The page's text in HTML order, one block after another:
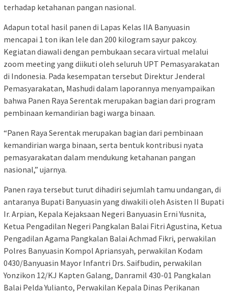
terhadap ketahanan pangan nasional.
Adapun total hasil panen di Lapas Kelas IIA Banyuasin
mencapai 1 ton ikan lele dan 200 kilogram sayur pakcoy.
Kegiatan diawali dengan pembukaan secara virtual melalui
zoom meeting yang diikuti oleh seluruh UPT Pemasyarakatan
di Indonesia. Pada kesempatan tersebut Direktur Jenderal
Pemasyarakatan, Mashudi dalam laporannya menyampaikan
bahwa Panen Raya Serentak merupakan bagian dari program
pembinaan kemandirian bagi warga binaan.
“Panen Raya Serentak merupakan bagian dari pembinaan
kemandirian warga binaan, serta bentuk kontribusi nyata
pemasyarakatan dalam mendukung ketahanan pangan
nasional,” ujarnya.
Panen raya tersebut turut dihadiri sejumlah tamu undangan, di
antaranya Bupati Banyuasin yang diwakili oleh Asisten II Bupati
Ir. Arpian, Kepala Kejaksaan Negeri Banyuasin Erni Yusnita,
Ketua Pengadilan Negeri Pangkalan Balai Fitri Agustina, Ketua
Pengadilan Agama Pangkalan Balai Achmad Fikri, perwakilan
Polres Banyuasin Kompol Apriansyah, perwakilan Kodam
0430/Banyuasin Mayor Infantri Drs. Saifbudin, perwakilan
Yonzikon 12/KJ Kapten Galang, Danramil 430-01 Pangkalan
Balai Pelda Yulianto, Perwakilan Kepala Dinas Perikanan